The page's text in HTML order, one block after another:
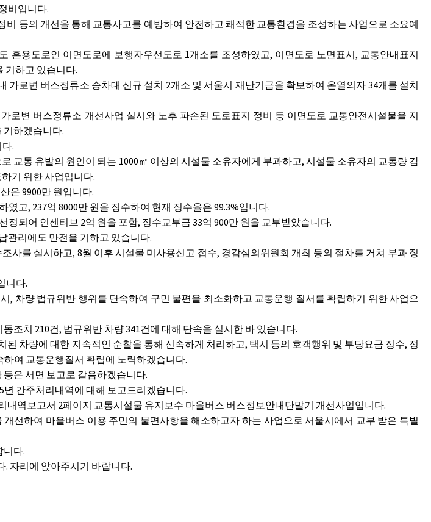
비입니다.
등의 개선을 통해 교통사고를 예방하여 안전하고 쾌적한 교통환경을 조성하는 사업으로 소요예
혼용도로인 이면도로에 보행자우선도로 1개소를 조성하였고, 이면도로 노면표시, 교통안내표지
기하고 있습니다.
가로변 버스정류소 승차대 신규 설치 2개소 및 서울시 재난기금을 확보하여 온열의자 34개를 설치
로변 버스정류소 개선사업 실시와 노후 파손된 도로표지 정비 등 이면도로 교통안전시설물을 지
기하겠습니다.
.
교통 유발의 원인이 되는 1000㎡ 이상의 시설물 소유자에게 부과하고, 시설물 소유자의 교통량 감
기 위한 사업입니다.
은 9900만 원입니다.
였고, 237억 8000만 원을 징수하여 현재 징수율은 99.3%입니다.
되어 인센티브 2억 원을 포함, 징수교부금 33억 900만 원을 교부받았습니다.
관리에도 만전을 기하고 있습니다.
사를 실시하고, 8월 이후 시설물 미사용신고 접수, 경감심의위원회 개최 등의 절차를 거쳐 부과 징
니다.
, 차량 법규위반 행위를 단속하여 구민 불편을 최소화하고 교통운행 질서를 확립하기 위한 사업으
조치 210건, 법규위반 차량 341건에 대해 단속을 실시한 바 있습니다.
차량에 대한 지속적인 순찰을 통해 신속하게 처리하고, 택시 등의 호객행위 및 부당요금 징수, 정
여 교통운행질서 확립에 노력하겠습니다.
은 서면 보고로 갈음하겠습니다.
간주처리내역에 대해 보고드리겠습니다.
역보고서 2페이지 교통시설물 유지보수 마을버스 버스정보안내단말기 개선사업입니다.
선하여 마을버스 이용 주민의 불편사항을 해소하고자 하는 사업으로 서울시에서 교부 받은 특별
니다.
자리에 앉아주시기 바랍니다.